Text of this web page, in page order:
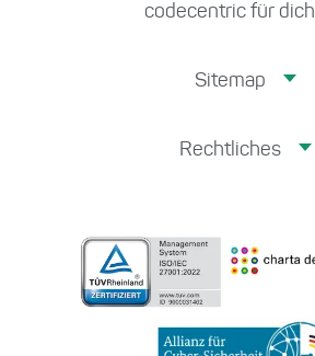
codecentric für dich
Sitemap
Rechtliches